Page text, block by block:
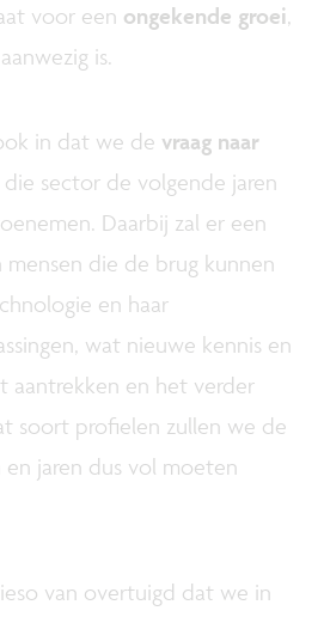
voor een ongekende groei,
is.
in dat we de vraag naar
die sector de volgende jaren
Daarbij zal er een
die de brug kunnen
en haar
wat nieuwe kennis en
aantrekken en het verder
soort profielen zullen we de
jaren dus vol moeten
van overtuigd dat we in